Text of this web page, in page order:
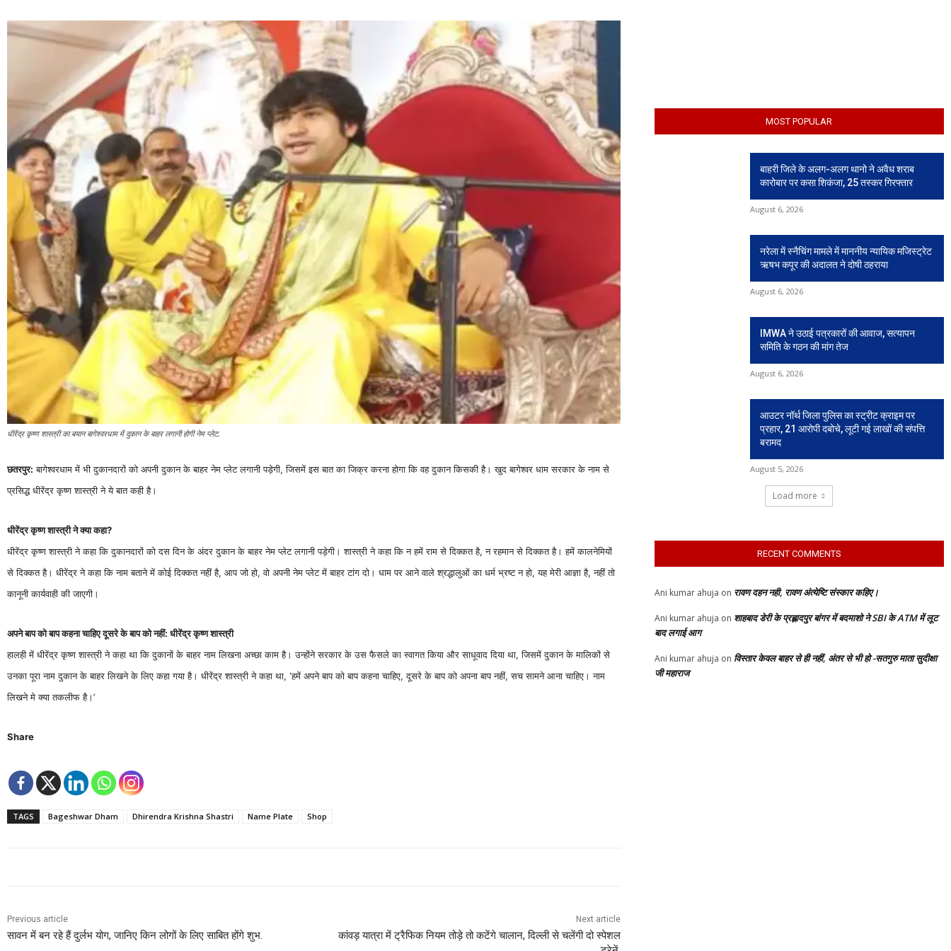
धीरेंद्र कृष्ण शास्त्री का बयान बागेश्वरधाम में दुकान के बाहर लगानी होगी नेम प्लेट.
छतरपुर: बागेश्वरधाम में भी दुकानदारों को अपनी दुकान के बाहर नेम प्लेट लगानी पड़ेगी, जिसमें इस बात का जिक्र करना होगा कि वह दुकान किसकी है। खुद बागेश्वर धाम सरकार के नाम से
प्रसिद्ध धीरेंद्र कृष्ण शास्त्री ने ये बात कही है।
धीरेंद्र कृष्ण शास्त्री ने क्या कहा?
धीरेंद्र कृष्ण शास्त्री ने कहा कि दुकानदारों को दस दिन के अंदर दुकान के बाहर नेम प्लेट लगानी पड़ेगी। शास्त्री ने कहा कि न हमें राम से दिक्कत है, न रहमान से दिक्कत है। हमें कालनेमियों
से दिक्कत है। धीरेंद्र ने कहा कि नाम बताने में कोई दिक्कत नहीं है, आप जो हो, वो अपनी नेम प्लेट में बाहर टांग दो। धाम पर आने वाले श्रद्धालुओं का धर्म भ्रष्ट न हो, यह मेरी आज्ञा है, नहीं तो
कानूनी कार्यवाही की जाएगी।
अपने बाप को बाप कहना चाहिए दूसरे के बाप को नहीं: धीरेंद्र कृष्ण शास्त्री
हालही में धीरेंद्र कृष्ण शास्त्री ने कहा था कि दुकानों के बाहर नाम लिखना अच्छा काम है। उन्होंने सरकार के उस फैसले का स्वागत किया और साधूवाद दिया था, जिसमें दुकान के मालिकों से
उनका पूरा नाम दुकान के बाहर लिखने के लिए कहा गया है। धीरेंद्र शास्त्री ने कहा था, ‘हमें अपने बाप को बाप कहना चाहिए, दूसरे के बाप को अपना बाप नहीं, सच सामने आना चाहिए। नाम
लिखने मे क्या तकलीफ है।’
Share
TAGS Bageshwar Dham Dhirendra Krishna Shastri Name Plate Shop
Previous article
सावन में बन रहे हैं दुर्लभ योग, जानिए किन लोगों के लिए साबित होंगे शुभ.
Next article
कांवड़ यात्रा में ट्रैफिक नियम तोड़े तो कटेंगे चालान, दिल्ली से चलेंगी दो स्पेशल
MOST POPULAR
बाहरी जिले के अलग-अलग थानो ने अवैध शराब
कारोबार पर कसा शिकंजा, 25 तस्कर गिरफ्तार
August 6, 2026
नरेला में स्नैचिंग मामले में माननीय न्यायिक मजिस्ट्रेट
ऋषभ कपूर की अदालत ने दोषी ठहराया
August 6, 2026
IMWA ने उठाई पत्रकारों की आवाज, सत्यापन
समिति के गठन की मांग तेज
August 6, 2026
आउटर नॉर्थ जिला पुलिस का स्ट्रीट क्राइम पर
प्रहार, 21 आरोपी दबोचे, लूटी गई लाखों की संपत्ति
बरामद
August 5, 2026
Load more
RECENT COMMENTS
Ani kumar ahuja on रावण दहन नही, रावण अंत्येष्टि संस्कार कहिए।
Ani kumar ahuja on शाहबाद डेरी के प्रह्लादपुर बांगर में बदमाशो ने SBI के ATM में लूट
बाद लगाई आग
Ani kumar ahuja on विस्तार केवल बाहर से ही नहीं, अंतर से भी हो -सतगुरु माता सुदीक्षा
जी महाराज